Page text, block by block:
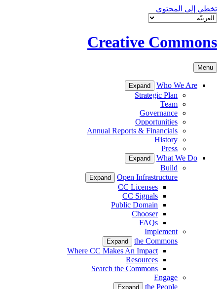
تخطي إلى المحتوى
Creative Commons
Menu
Who We Are
Expand
Strategic Plan
Team
Governance
Opportunities
Annual Reports & Financials
History
Press
What We Do
Expand
Build
Open Infrastructure
Expand
CC Licenses
CC Signals
Public Domain
Chooser
FAQs
Implement
the Commons
Expand
Where CC Makes An Impact
Resources
Search the Commons
Engage
the People
Expand